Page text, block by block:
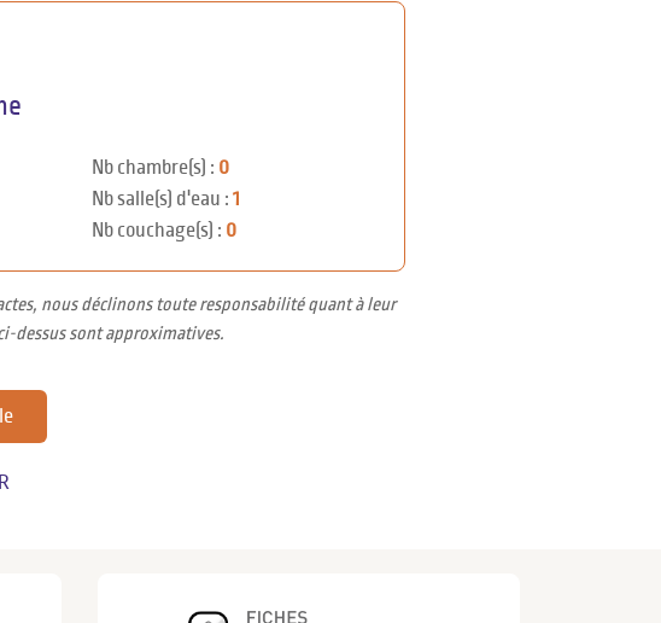
Nb chambre(s) : 0
Nb salle(s) d'eau :1
Nb couchage(s) : 0
nous déclinons toute responsabilité quant à leur
dessus sont approximatives.